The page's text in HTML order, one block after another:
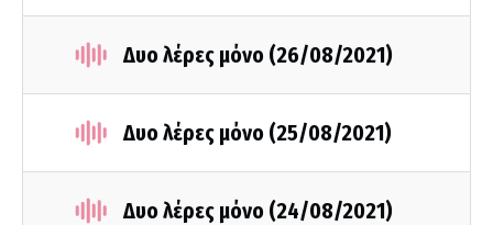
Δυο λέρες μόνο (26/08/2021)
Δυο λέρες μόνο (25/08/2021)
Δυο λέρες μόνο (24/08/2021)